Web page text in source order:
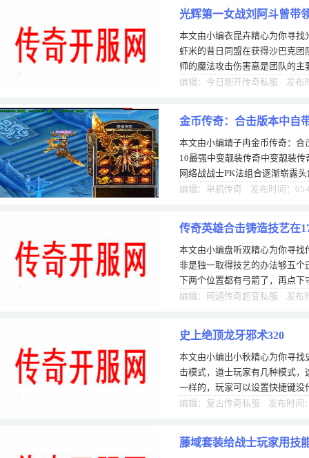
光辉第一女战刘阿斗曾带
本文由小编衣昆卉精心为你寻
虾米的昔日同盟在获得沙巴克
师的魔法攻击伤害高是团队的
们网通传奇33wt的操作。输出，
编辑：今日刚开传奇私服 发布
金币传奇：合击版本中自
本文由小编靖子冉金币传奇：
10最强中变靓装传奇中变靓装
网络战战士PK法组合逐渐崭露
奇，虽然其他组合在“钞能力”的
编辑：单机传奇 发布时间：05-
传奇英雄合击铸造技艺在
办法
本文由小编盘听双精心为你寻
非是独一取得技艺的办法够五
下两个位置都有弓箭了，再点
牌就放去其中好运莲莲是不免费
编辑：网通传奇超变私服 发布
史上绝顶龙牙邪术320
本文由小编出小秋精心为你寻
击模式，道士玩家有几种模式
一样的，玩家可以设置快捷键
过必须有一个前提条件，那就是
编辑：复古传奇私服 发布时间
藤域套装给战士玩家用技